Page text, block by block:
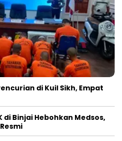
di Kuil Sikh, Empat
di Binjai Hebohkan Medsos,